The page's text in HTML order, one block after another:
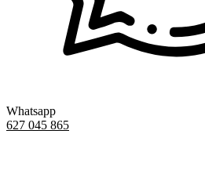
Whatsapp
627 045 865